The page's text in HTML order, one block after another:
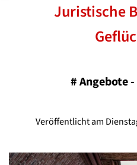
Juristische
#Angebote
Veröffentlicht am